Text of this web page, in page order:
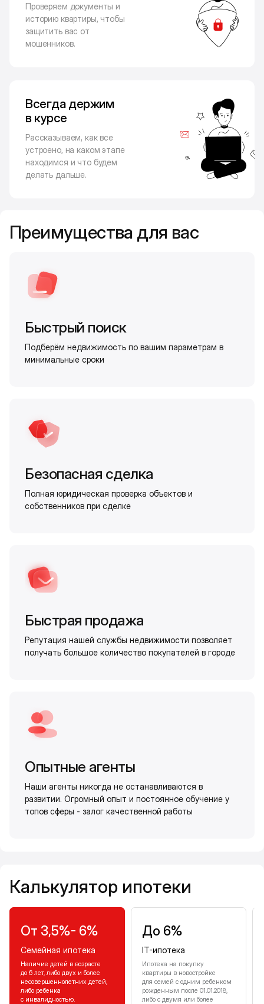
Проверяем документы и
историю квартиры, чтобы
защитить вас от
мошенников.
Всегда держим
в курсе
Рассказываем, как все
устроено, на каком этапе
находимся и что будем
делать дальше.
Преимущества для вас
Быстрый поиск
Подберём недвижимость по вашим параметрам в
минимальные сроки
Безопасная сделка
Полная юридическая проверка объектов и
собственников при сделке
Быстрая продажа
Репутация нашей службы недвижимости позволяет
получать большое количество покупателей в городе
Опытные агенты
Наши агенты никогда не останавливаются в
развитии. Огромный опыт и постоянное обучение у
топов сферы - залог качественной работы
Калькулятор ипотеки
От 3,5%- 6%
Семейная ипотека
Наличие детей в возрасте
до 6 лет, либо двух и более
несовершеннолетних детей,
либо ребенка
с инвалидностью.
До 6%
IT-ипотека
Ипотека на покупку
квартиры в новостройке
для семей с одним ребенком
рожденным после 01.01.2018,
либо с двумя или более